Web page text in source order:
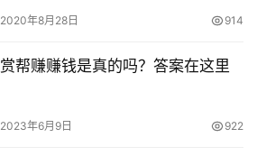
2020年8月28日 914
赏帮赚赚钱是真的吗？答案在这里
2023年6月9日 922